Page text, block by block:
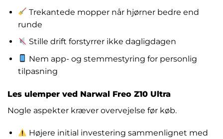
Trekantede mopper når hjørner bedre end
runde
Stille drift forstyrrer ikke dagligdagen
Nem app- og stemmestyring for personlig
tilpasning
Les ulemper ved Narwal Freo Z10 Ultra
Nogle aspekter kræver overvejelse før køb.
Højere initial investering sammenlignet med